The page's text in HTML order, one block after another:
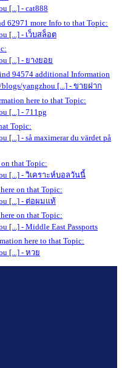
[...]- cat888
62971 more Info to that Topic:
[...]- เว็บสล็อต
[...]- ยางยอย
94574 additional Information
yangzhou [...] - ขายฝาก
here to that Topic:
[...]- 711pg
Topic:
[...]- så maximerar du värdet på
on that Topic:
[...]- วิเคราะห์บอลวันนี้
on that Topic:
[...]- ต่อผมแท้
on that Topic:
[...]- Middle East Passports
here to that Topic:
[...]- หวย